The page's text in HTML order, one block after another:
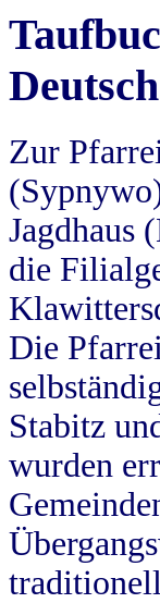
Zur
Jagdhaus
die
Die
Stabitz
wurden